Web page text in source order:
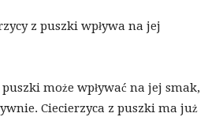
z puszki wpływa na jej
może wpływać na jej smak,
Ciecierzyca z puszki ma już